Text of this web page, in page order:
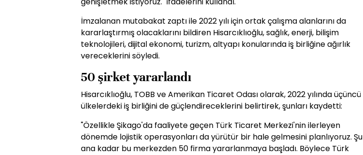
İmzalanan mutabakat zaptı ile 2022 yılı için ortak çalışma alanlarını da
kararlaştırmış olacaklarını bildiren Hisarcıklıoğlu, sağlık, enerji, bilişim
teknolojileri, dijital ekonomi, turizm, altyapı konularında iş birliğine ağırlık
vereceklerini söyledi.
50 şirket yararlandı
Hisarcıklıoğlu, TOBB ve Amerikan Ticaret Odası olarak, 2022 yılında üçüncü
ülkelerdeki iş birliğini de güçlendireceklerini belirtirek, şunları kaydetti:
"Özellikle Şikago'da faaliyete geçen Türk Ticaret Merkezi'nin ilerleyen
dönemde lojistik operasyonları da yürütür bir hale gelmesini planlıyoruz. Şu
ana kadar bu merkezden 50 firma yararlanmaya başladı. Böylece Türk